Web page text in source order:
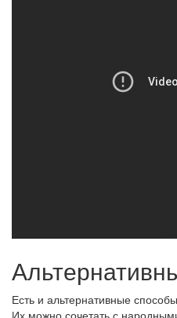
Есть и альтернативные
Их можно сочетать с